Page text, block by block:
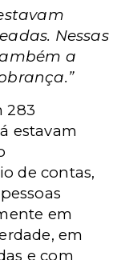
Nessas
a
283
estavam
de contas,
em
em
e com